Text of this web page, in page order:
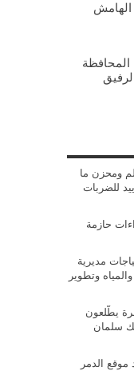
الهامش
المحافظة
ومحزن ما
للضربات
حازمة
مديرية
وتطوير
يطّلعون
سلمان
موقع الدمر